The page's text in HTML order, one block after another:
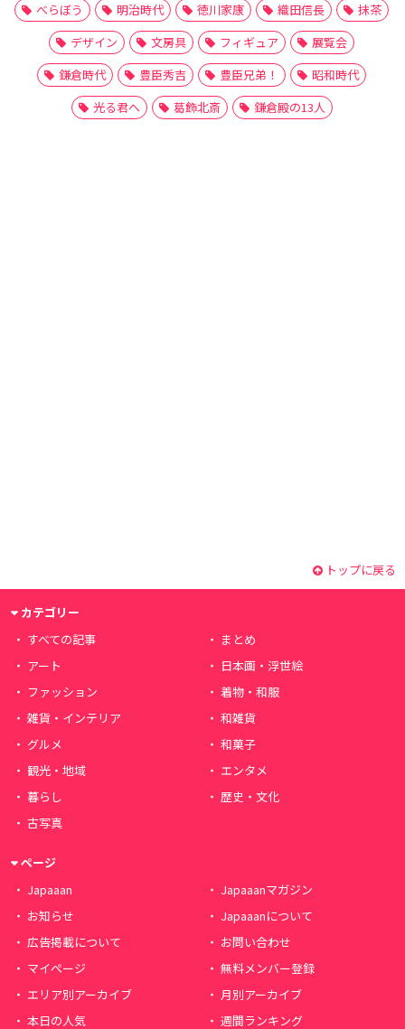
べらぼう
明治時代 徳川家康 織田信長
抹茶
デザイン
文房具 フィギュア
展覧会
鎌倉時代
豊臣秀吉 豊臣兄弟！
昭和時代
光る君へ
葛飾北斎 鎌倉殿の13人
トップに戻る
カテゴリー
すべての記事
まとめ
アート
日本画・浮世絵
ファッション
着物・和服
雑貨・インテリア
和雑貨
グルメ
和菓子
観光・地域
エンタメ
暮らし
歴史・文化
古写真
ページ
Japaaan
Japaaanマガジン
お知らせ
Japaaanについて
広告掲載について
お問い合わせ
マイページ
無料メンバー登録
エリア別アーカイブ
月別アーカイブ
本日の人気
週間ランキング